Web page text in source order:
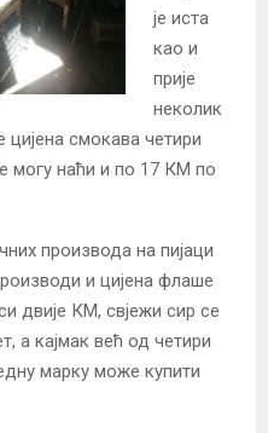
је иста
као и
прије
неколик
цијена смокава четири
могу наћи и по 17 КМ по
производа на пијаци
и цијена флаше
двије КМ, свјежи сир се
а кајмак већ од четири
марку може купити